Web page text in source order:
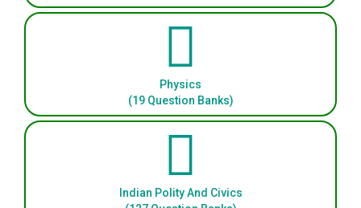
Physics
(19 Question Banks)
Indian Polity And Civics